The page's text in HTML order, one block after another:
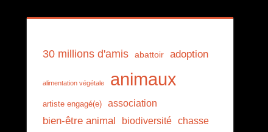
30 millions d'amis abattoir adoption
alimentation végétale animaux
artiste engagé(e) association
bien-être animal biodiversité chasse